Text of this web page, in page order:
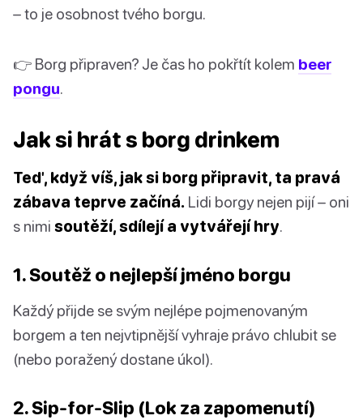
– to je osobnost tvého borgu.
👉 Borg připraven? Je čas ho pokřtít kolem beer
pongu.
Jak si hrát s borg drinkem
Teď, když víš, jak si borg připravit, ta pravá
zábava teprve začíná. Lidi borgy nejen pijí – oni
s nimi soutěží, sdílejí a vytvářejí hry.
1. Soutěž o nejlepší jméno borgu
Každý přijde se svým nejlépe pojmenovaným
borgem a ten nejvtipnější vyhraje právo chlubit se
(nebo poražený dostane úkol).
2. Sip-for-Slip (Lok za zapomenutí)